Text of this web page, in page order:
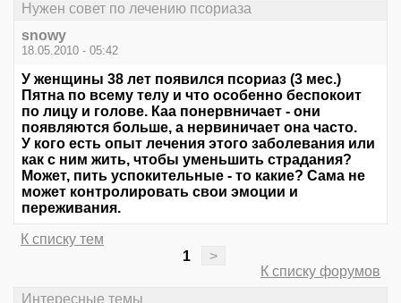
Нужен совет по лечению псориаза
snowy
18.05.2010 - 05:42
У женщины 38 лет появился псориаз (3 мес.)
Пятна по всему телу и что особенно беспокоит
по лицу и голове. Каа понервничает - они
появляются больше, а нервиничает она часто.
У кого есть опыт лечения этого заболевания или
как с ним жить, чтобы уменьшить страдания?
Может, пить успокительные - то какие? Сама не
может контролировать свои эмоции и
переживания.
К списку тем
1
>
К списку форумов
Интересные темы